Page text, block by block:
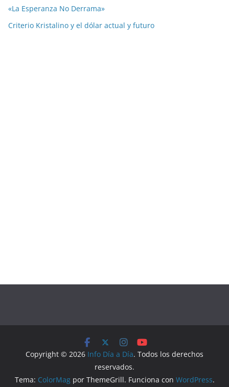
«La Esperanza No Derrama»
Criterio Kristalino y el dólar actual y futuro
Copyright © 2026 Info Día a Día. Todos los derechos
reservados.
Tema: ColorMagpor ThemeGrill. Funciona con WordPress.